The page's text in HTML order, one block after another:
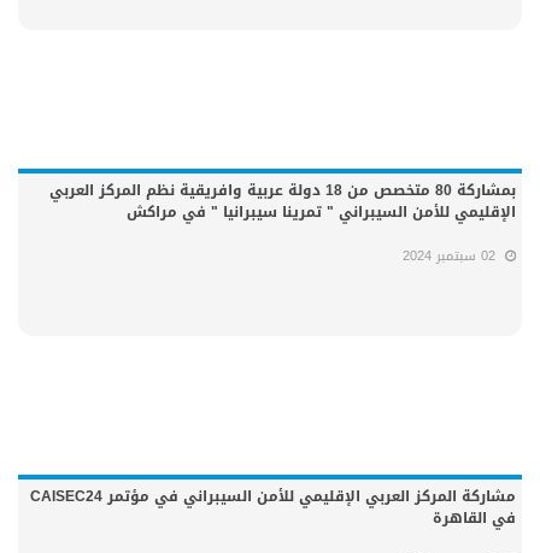
بمشاركة 80 متخصص من 18 دولة عربية وافريقية نظم المركز العربي
الإقليمي للأمن السيبراني " تمرينا سيبرانيا " في مراكش
02 سبتمبر 2024
مشاركة المركز العربي الإقليمي للأمن السيبراني في مؤتمر CAISEC24
في القاهرة